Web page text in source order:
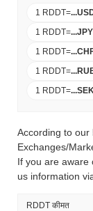
1 RDDT=...
1 RDDT=...JPY
1 RDDT=...
1 RDDT=...
1 RDDT=...SEK
According to
Exchanges/
If you are aware
us information
RDDT कीमत